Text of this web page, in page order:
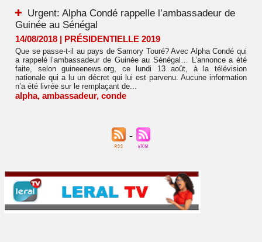
Urgent: Alpha Condé rappelle l’ambassadeur de
Guinée au Sénégal
14/08/2018 | PRÉSIDENTIELLE 2019
Que se passe-t-il au pays de Samory Touré? Avec Alpha Condé qui
a rappelé l’ambassadeur de Guinée au Sénégal… L’annonce a été
faite, selon guineenews.org, ce lundi 13 août, à la télévision
nationale qui a lu un décret qui lui est parvenu. Aucune information
n’a été livrée sur le remplaçant de...
alpha, ambassadeur, conde